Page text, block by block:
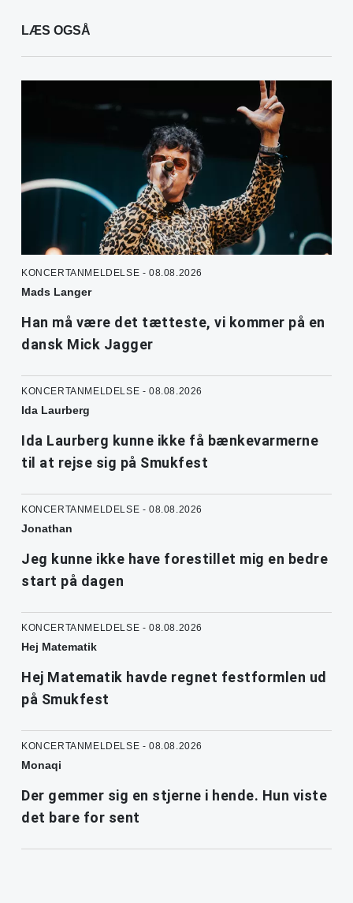
LÆS OGSÅ
KONCERTANMELDELSE - 08.08.2026
Mads Langer
Han må være det tætteste, vi kommer på en
dansk Mick Jagger
KONCERTANMELDELSE - 08.08.2026
Ida Laurberg
Ida Laurberg kunne ikke få bænkevarmerne
til at rejse sig på Smukfest
KONCERTANMELDELSE - 08.08.2026
Jonathan
Jeg kunne ikke have forestillet mig en bedre
start på dagen
KONCERTANMELDELSE - 08.08.2026
Hej Matematik
Hej Matematik havde regnet festformlen ud
på Smukfest
KONCERTANMELDELSE - 08.08.2026
Monaqi
Der gemmer sig en stjerne i hende. Hun viste
det bare for sent